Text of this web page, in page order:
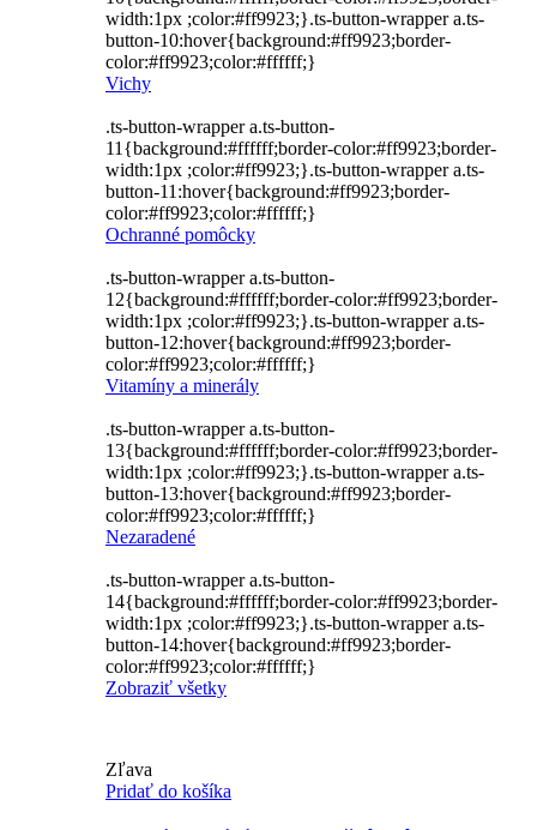
width:1px ;color:#ff9923;}.ts-button-wrapper a.ts-
button-10:hover{background:#ff9923;border-
color:#ff9923;color:#ffffff;}
Vichy
.ts-button-wrapper a.ts-button-
11{background:#ffffff;border-color:#ff9923;border-
width:1px ;color:#ff9923;}.ts-button-wrapper a.ts-
button-11:hover{background:#ff9923;border-
color:#ff9923;color:#ffffff;}
Ochranné pomôcky
.ts-button-wrapper a.ts-button-
12{background:#ffffff;border-color:#ff9923;border-
width:1px ;color:#ff9923;}.ts-button-wrapper a.ts-
button-12:hover{background:#ff9923;border-
color:#ff9923;color:#ffffff;}
Vitamíny a minerály
.ts-button-wrapper a.ts-button-
13{background:#ffffff;border-color:#ff9923;border-
width:1px ;color:#ff9923;}.ts-button-wrapper a.ts-
button-13:hover{background:#ff9923;border-
color:#ff9923;color:#ffffff;}
Nezaradené
.ts-button-wrapper a.ts-button-
14{background:#ffffff;border-color:#ff9923;border-
width:1px ;color:#ff9923;}.ts-button-wrapper a.ts-
button-14:hover{background:#ff9923;border-
color:#ff9923;color:#ffffff;}
Zobraziť všetky
Zľava
Pridať do košíka